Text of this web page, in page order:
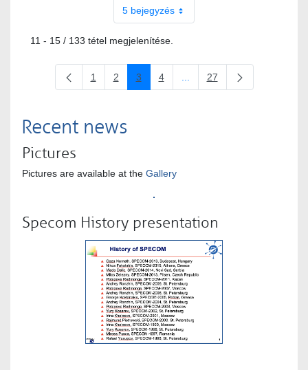
5 bejegyzés
11 - 15 / 133 tétel megjelenítése.
Oldal
1 Oldal
2 Oldal
3 Oldal
4 Köztes oldalak Navigáljon a
Oldal
27
Recent news
Pictures
Pictures are available at the Gallery
Specom History presentation